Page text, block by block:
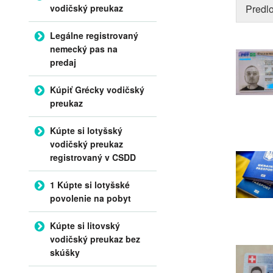
vodičský preukaz
Legálne registrovaný
nemecký pas na
predaj
Kúpiť Grécky vodičský
preukaz
Kúpte si lotyšský
vodičský preukaz
registrovaný v CSDD
1 Kúpte si lotyšské
povolenie na pobyt
Kúpte si litovský
vodičský preukaz bez
skúšky